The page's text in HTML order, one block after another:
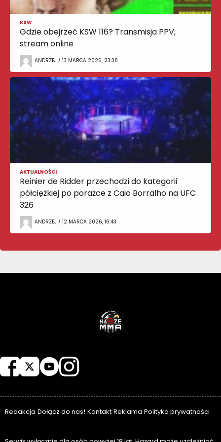
KSW
Gdzie obejrzeć KSW 116? Transmisja PPV,
stream online
ANDRZEJ / 13 MARCA 2026, 23:38
AKTUALNOŚCI
Reinier de Ridder przechodzi do kategorii
półciężkiej po porażce z Caio Borralho na UFC
326
ANDRZEJ / 12 MARCA 2026, 16:43
Redakcja Dołącz do nas! Kontakt Reklama Polityka prywatności